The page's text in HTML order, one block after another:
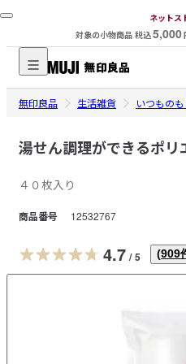
ネットス
対象の小物商品 税込5,000
無
印
品
ッ
ス
ト
無印良品 生活雑貨 いつもの
湯せん調理ができるポリ
４０枚入り
商品番号 12532767
4.7 / 5 (909